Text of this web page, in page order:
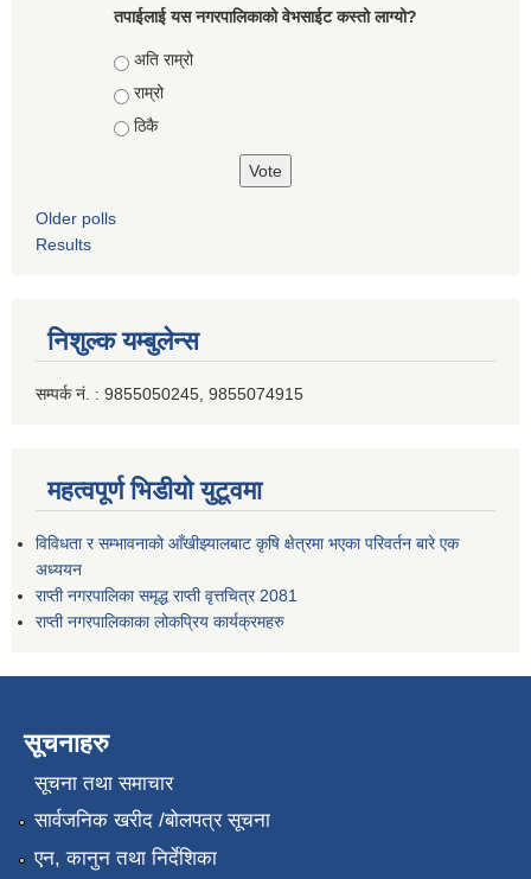
तपाईलाई यस नगरपालिकाको वेभसाईट कस्तो लाग्यो?
Choices
अति राम्रो
राम्रो
ठिकै
Older polls
Results
निशुल्क यम्बुलेन्स
सम्पर्क नं. : 9855050245, 9855074915
महत्वपूर्ण भिडीयो युटूवमा
विविधता र सम्भावनाको आँखीझ्यालबाट कृषि क्षेत्रमा भएका परिवर्तन बारे एक
अध्ययन
राप्ती नगरपालिका समृद्ध राप्ती वृत्तचित्र 2081
राप्ती नगरपालिकाका लोकप्रिय कार्यक्रमहरु
सूचनाहरु
सूचना तथा समाचार
सार्वजनिक खरीद /बोलपत्र सूचना
एन, कानुन तथा निर्देशिका